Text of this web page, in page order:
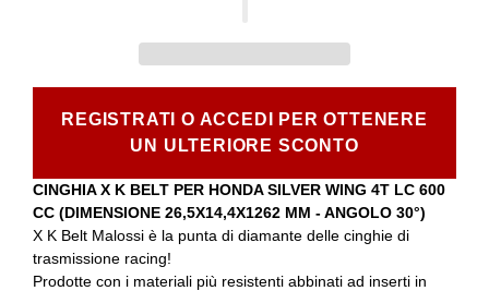
REGISTRATI O ACCEDI PER OTTENERE
UN ULTERIORE SCONTO
CINGHIA X K BELT PER HONDA SILVER WING 4T LC 600
CC (DIMENSIONE 26,5X14,4X1262 MM - ANGOLO 30°)
X K Belt Malossi è la punta di diamante delle cinghie di
trasmissione racing!
Prodotte con i materiali più resistenti abbinati ad inserti in